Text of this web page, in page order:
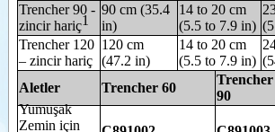
Hafif
malzeme
kovası
Teleskopik
vinç
Big bag
yükleyici
Yana
Trencher 90 -
zincir hariç1
90 cm (35.4
in)
14 to 20 cm
(5.5 to 7.9 in)
Trencher 120
–zincir hariç
120 cm
(47.2 in)
14 to 20 cm
(5.5 to 7.9 in)
Aletler Trencher 60
Trencher
90
Yumuşak
Zemin için